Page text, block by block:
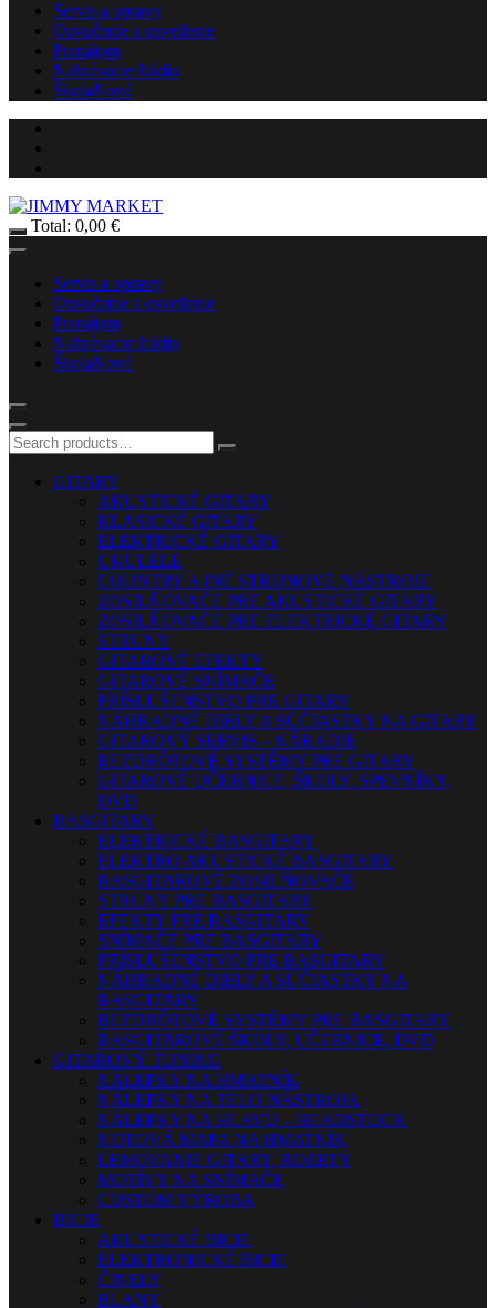
Servis a opravy
Ozvučenie a osvetlenie
Prenájom
Nahrávacie štúdio
ŠkolaNové
Total: 0,00 €
Servis a opravy
Ozvučenie a osvetlenie
Prenájom
Nahrávacie štúdio
ŠkolaNové
GITARY
AKUSTICKÉ GITARY
KLASICKÉ GITARY
ELEKTRICKÉ GITARY
UKULELE
COUNTRY A INÉ STRUNOVÉ NÁSTROJE
ZOSILŇOVAČE PRE AKUSTICKÉ GITARY
ZOSILŇOVAČE PRE ELEKTRICKÉ GITARY
STRUNY
GITAROVÉ EFEKTY
GITAROVÉ SNÍMAČE
PRÍSLUŠENSTVO PRE GITARY
NÁHRADNÉ DIELY A SÚČIASTKY NA GITARY
GITAROVÝ SERVIS – NÁRADIE
BEZDRÔTOVÉ SYSTÉMY PRE GITARY
GITAROVÉ UČEBNICE, ŠKOLY, SPEVNÍKY,
DVD
BASGITARY
ELEKTRICKÉ BASGITARY
ELEKTRO AKUSTICKÉ BASGITARY
BASGITAROVÉ ZOSILŇOVAČE
STRUNY PRE BASGITARY
EFEKTY PRE BASGITARY
SNÍMAČE PRE BASGITARY
PRÍSLUŠENSTVO PRE BASGITARY
NÁHRADNÉ DIELY A SÚČIASTKY NA
BASGITARY
BEZDRÔTOVÉ SYSTÉMY PRE BASGITARY
BASGITAROVÉ ŠKOLY, UČEBNICE, DVD
GITAROVÝ TUNING
NÁLEPKY NA HMATNÍK
NÁLEPKY NA TELO NÁSTROJA
NÁLEPKY NA HLAVU – HEADSTOCK
NOTOVÁ MAPA NA HMATNÍK
LEMOVANIE GITARY, ROZETY
MOTÍVY NA SNÍMAČE
CUSTOM VÝROBA
BICIE
AKUSTICKÉ BICIE
ELEKTRONICKÉ BICIE
ČINELY
BLANY